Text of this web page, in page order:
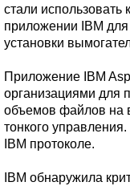
стали использовать
приложении IBM
установки
Приложение IBM
организациями для
объемов файлов на
тонкого
IBM протоколе.
IBM обнаружила